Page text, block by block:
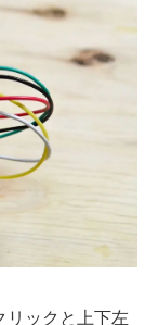
ックと上下左